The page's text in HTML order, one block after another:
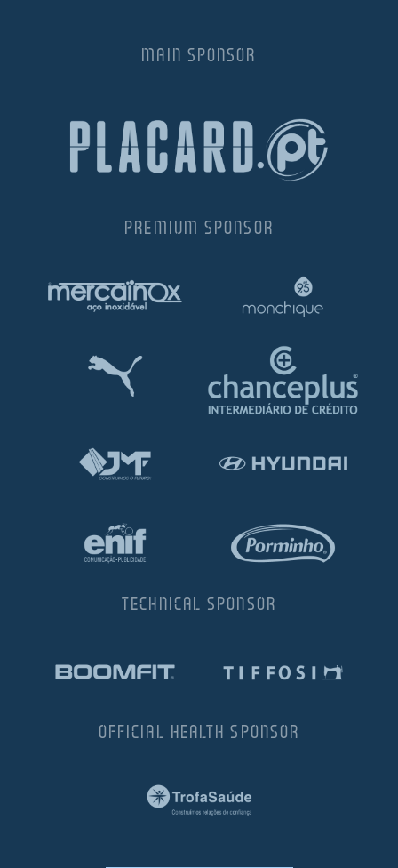
MAIN SPONSOR
PREMIUM SPONSOR
TECHNICAL SPONSOR
OFFICIAL HEALTH SPONSOR